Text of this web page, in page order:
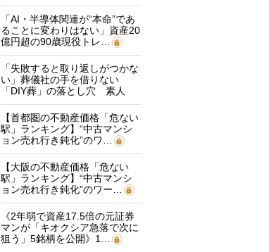
「AI・半導体関連が“本命”であ
ることに変わりはない」資産20
億円超の90歳現役トレ…
「失敗すると取り返しがつかな
い」葬儀社の手を借りない
「DIY葬」の落とし穴 素人
に…
【首都圏の不動産価格「危ない
駅」ランキング】“中古マンシ
ョン売れ行き鈍化”のワ…
【大阪の不動産価格「危ない
駅」ランキング】“中古マンシ
ョン売れ行き鈍化”のワー…
《2年弱で資産17.5倍の元証券
マンが「キオクシア急落で次に
狙う」5銘柄を公開》1…